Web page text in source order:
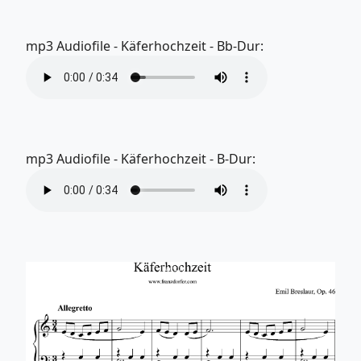
mp3 Audiofile - Käferhochzeit - Bb-Dur:
mp3 Audiofile - Käferhochzeit - B-Dur: